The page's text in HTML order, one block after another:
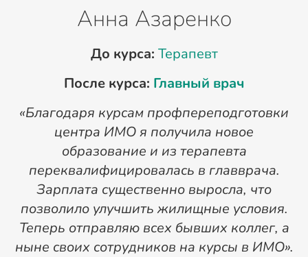
Анна Азаренко
До курса: Терапевт
После курса: Главный врач
«Благодаря курсам профпереподготовки
центра ИМО я получила новое
образование и из терапевта
переквалифицировалась в главврача.
Зарплата существенно выросла, что
позволило улучшить жилищные условия.
Теперь отправляю всех бывших коллег, а
ныне своих сотрудников на курсы в ИМО».